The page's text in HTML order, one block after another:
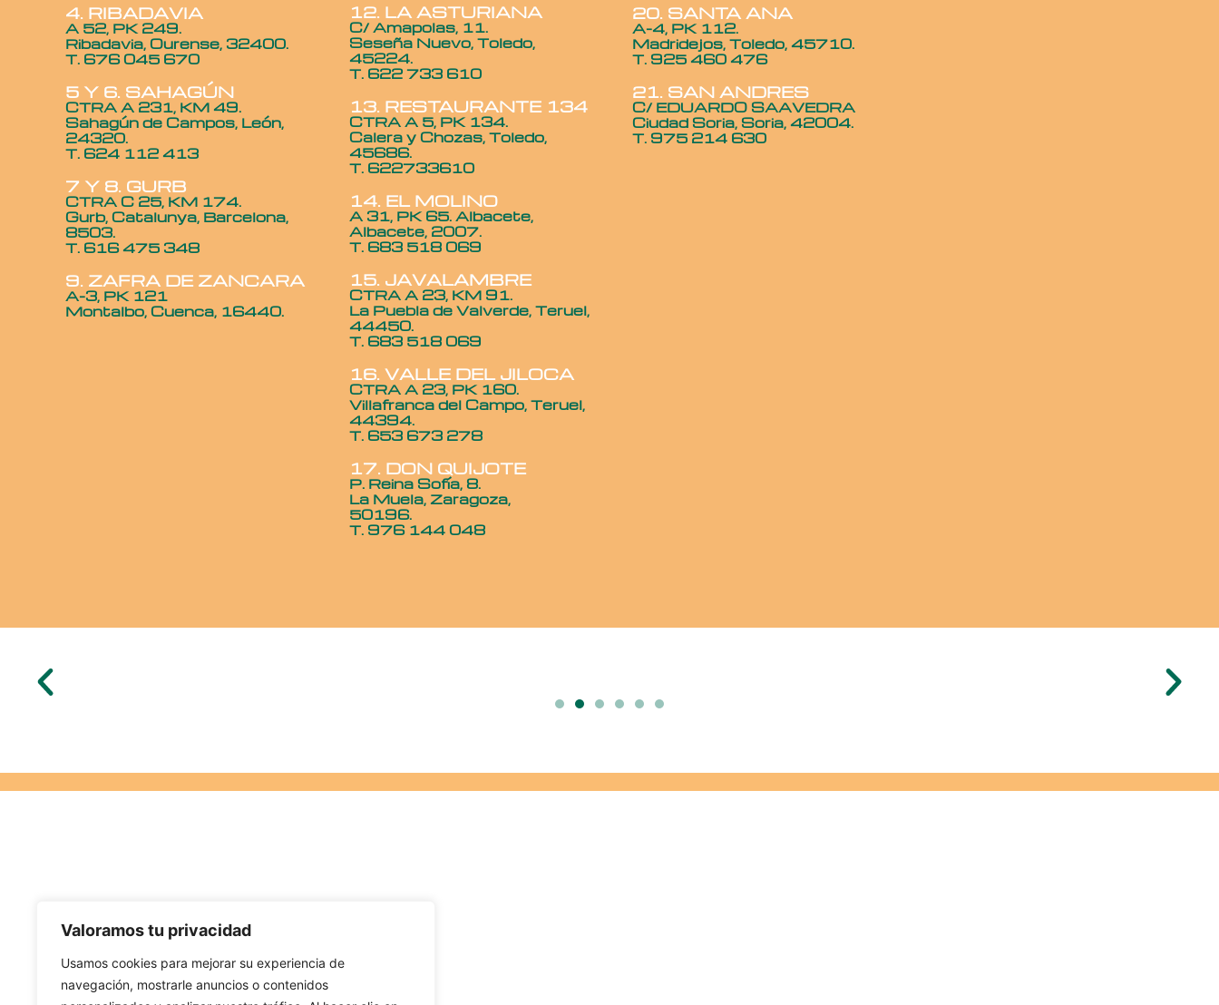
Valoramos tu privacidad
Usamos cookies para mejorar su experiencia de
navegación, mostrarle anuncios o contenidos
4. RIBADAVIA
A 52, PK 249.
Ribadavia, Ourense, 32400.
T. 676 045 670
5 Y 6. SAHAGÚN
CTRA A 231, KM 49.
Sahagún de Campos, León,
24320.
T. 624 112 413
7 Y 8. GURB
CTRA C 25, KM 174.
Gurb, Catalunya, Barcelona,
8503.
T. 616 475 348
9. ZAFRA DE ZANCARA
A-3, PK 121
Montalbo, Cuenca, 16440.
12. LA ASTURIANA
C/ Amapolas, 11.
Seseña Nuevo, Toledo,
45224.
T. 622 733 610
13. RESTAURANTE 134
CTRA A 5, PK 134.
Calera y Chozas, Toledo,
45686.
T. 622733610
14. EL MOLINO
A 31, PK 65. Albacete,
Albacete, 2007.
T. 683 518 069
15. JAVALAMBRE
CTRA A 23, KM 91.
La Puebla de Valverde, Teruel,
44450.
T. 683 518 069
16. VALLE DEL JILOCA
CTRA A 23, PK 160.
Villafranca del Campo, Teruel,
44394.
T. 653 673 278
17. DON QUIJOTE
P. Reina Sofía, 8.
La Muela, Zaragoza,
50196.
T. 976 144 048
20. SANTA ANA
A-4, PK 112.
Madridejos, Toledo, 45710.
T. 925 460 476
21. SAN ANDRES
C/ EDUARDO SAAVEDRA
Ciudad Soria, Soria, 42004.
T. 975 214 630